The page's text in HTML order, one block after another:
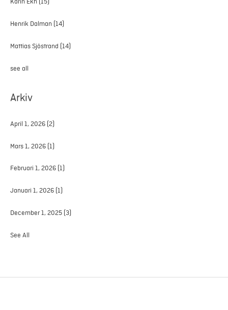
Henrik Dalman (14)
Mattias Sjöstrand (14)
see all
Arkiv
April 1, 2026 (2)
Mars 1, 2026 (1)
Februari 1, 2026 (1)
Januari 1, 2026 (1)
December 1, 2025 (3)
See All